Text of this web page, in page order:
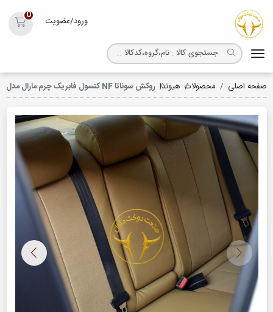
ورود/عضویت
0
صفحه اصلی محصولات هیوندا روکش سوناتا NF کنسول فابریک چرم مارال مدل پرایم کد 3021